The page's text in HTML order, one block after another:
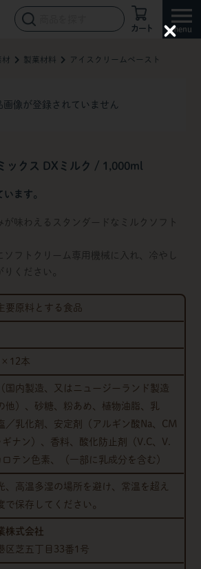
カート
材 製菓材料 アイスクリームペースト
像が登録されていません
ックス DXミルク / 1,000ml
ます。
が味わえるスタンダードなミルクソフト
ソフトクリーム専用機械に入れ、冷やし
ください。
要原料とする食品
本
国内製造、又はニュージーランド製造
他）、砂糖、粉あめ、植物油脂、乳
／乳化剤、安定剤（アルギン酸Na、CM
ギナン）、香料、酸化防止剤（V.C、V.
ロテン色素、（一部に乳成分を含む）
、高温多湿の場所を避け、常温を超え
で保存してください。
株式会社
区芝五丁目33番1号
C